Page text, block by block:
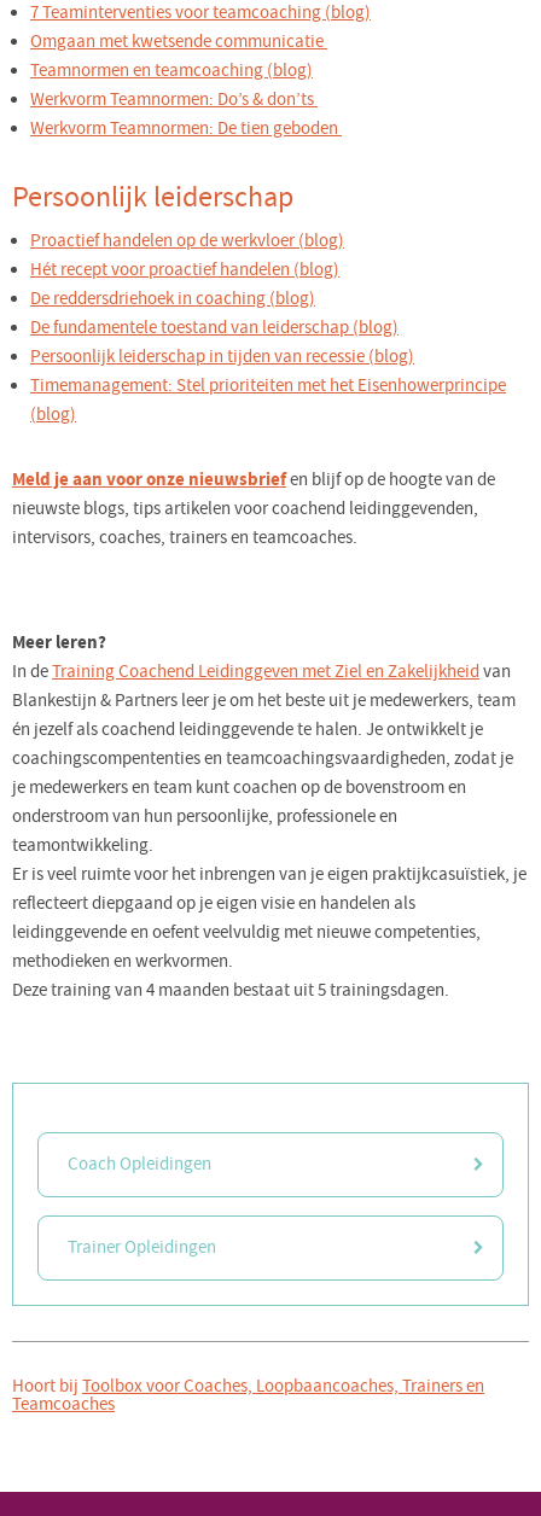
7 Teaminterventies voor teamcoaching (blog)
Omgaan met kwetsende communicatie
Teamnormen en teamcoaching (blog)
Werkvorm Teamnormen: Do’s & don’ts
Werkvorm Teamnormen: De tien geboden
Persoonlijk leiderschap
Proactief handelen op de werkvloer (blog)
Hét recept voor proactief handelen (blog)
De reddersdriehoek in coaching (blog)
De fundamentele toestand van leiderschap (blog)
Persoonlijk leiderschap in tijden van recessie (blog)
Timemanagement: Stel prioriteiten met het Eisenhowerprincipe
(blog)
Meld je aan voor onze nieuwsbriefen blijf op de hoogte van de
nieuwste blogs, tips artikelen voor coachend leidinggevenden,
intervisors, coaches, trainers en teamcoaches.
Meer leren?
In deTraining Coachend Leidinggeven met Ziel en Zakelijkheid van
Blankestijn & Partners leer je om het beste uit je medewerkers, team
én jezelf als coachend leidinggevende te halen. Je ontwikkelt je
coachingscompententies en teamcoachingsvaardigheden, zodat je
je medewerkers en team kunt coachen op de bovenstroom en
onderstroom van hun persoonlijke, professionele en
teamontwikkeling.
Er is veel ruimte voor het inbrengen van je eigen praktijkcasuïstiek, je
reflecteert diepgaand op je eigen visie en handelen als
leidinggevende en oefent veelvuldig met nieuwe competenties,
methodieken en werkvormen.
Deze training van 4 maanden bestaat uit 5 trainingsdagen.
Coach Opleidingen
Trainer Opleidingen
Hoort bij Toolbox voor Coaches, Loopbaancoaches, Trainers en
Teamcoaches